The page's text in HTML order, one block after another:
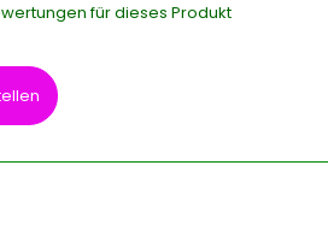
für dieses Produkt